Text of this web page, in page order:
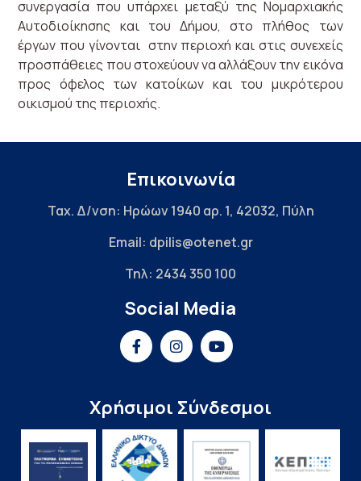
συνεργασία που υπάρχει μεταξύ της Νομαρχιακής
Αυτοδιοίκησης και του Δήμου, στο πλήθος των
έργων που γίνονται στην περιοχή και στις συνεχείς
προσπάθειες που στοχεύουν να αλλάξουν την εικόνα
προς όφελος των κατοίκων και του μικρότερου
οικισμού της περιοχής.
Επικοινωνία
Ταχ. Δ/νση: Ηρώων 1940 αρ. 1, 42032, Πύλη
Email: dpilis@otenet.gr
Τηλ: 2434 350 100
Social Media
Χρήσιμοι Σύνδεσμοι